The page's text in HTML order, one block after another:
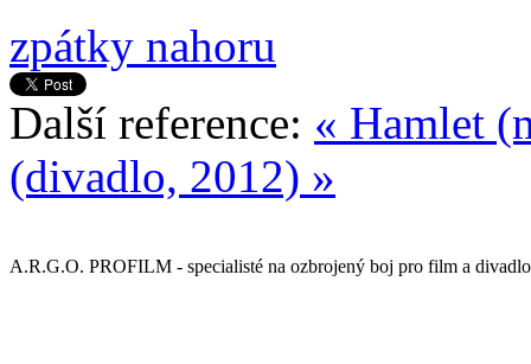
zpátky nahoru
Další reference: « Hamlet
(divadlo, 2012) »
A.R.G.O. PROFILM - specialisté na ozbrojený boj pro film a divadlo